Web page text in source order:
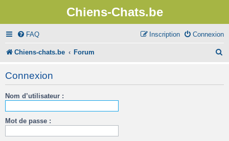
Chiens-Chats.be
FAQ Connexion
Inscription
Chiens-chats.be Forum
Connexion
Nom d’utilisateur :
Mot de passe :